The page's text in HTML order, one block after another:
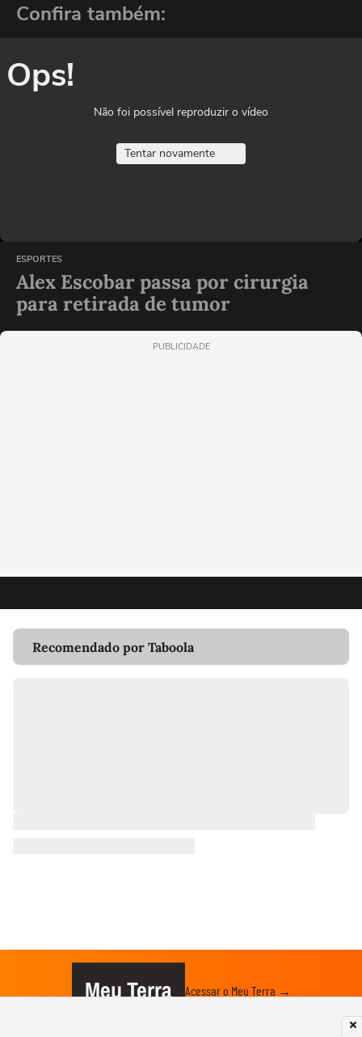
Confira também:
Ops!
Não foi possível reproduzir o vídeo
Tentar novamente
ESPORTES
Alex Escobar passa por cirurgia
para retirada de tumor
PUBLICIDADE
Recomendado por Taboola
Meu Terra Acessar o Meu Terra →